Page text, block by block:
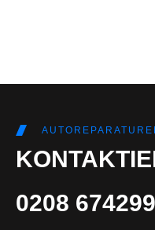
0208 674299